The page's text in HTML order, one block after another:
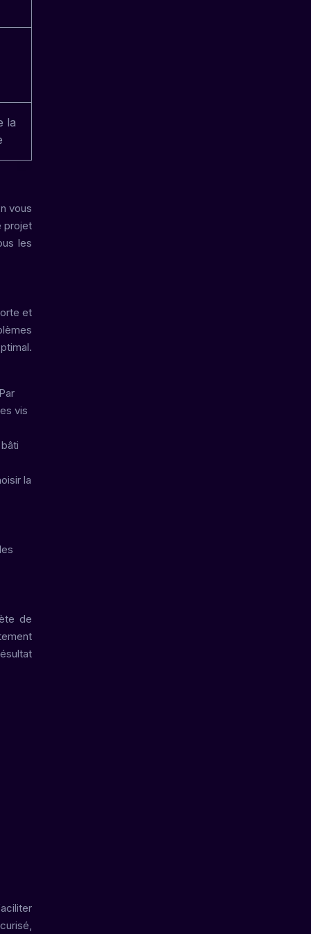
la
vous
projet
les
et
vis
la
de